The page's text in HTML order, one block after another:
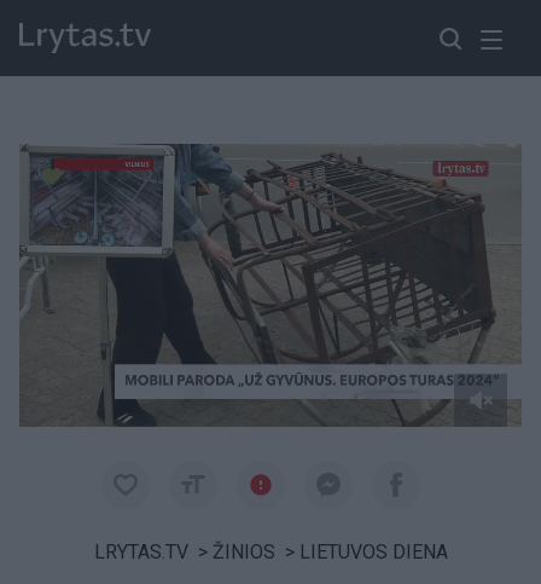
Paremkite Ukrainą
LRYTAS.TV > ŽINIOS > LIETUVOS DIENA